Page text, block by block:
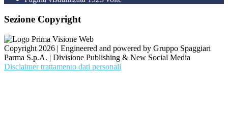
Sezione Copyright
Copyright 2026 | Engineered and powered by Gruppo Spaggiari
Parma S.p.A. | Divisione Publishing & New Social Media
Disclaimer trattamento dati personali